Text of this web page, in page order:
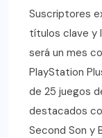
Suscriptores
títulos clave y
será un mes
PlayStation
de 25 juegos
destacados
Second Son y